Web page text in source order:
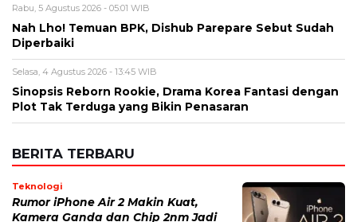
Rabu, 5 Agustus 2026 - 05:01 WIB
Nah Lho! Temuan BPK, Dishub Parepare Sebut Sudah
Diperbaiki
Selasa, 4 Agustus 2026 - 13:45 WIB
Sinopsis Reborn Rookie, Drama Korea Fantasi dengan
Plot Tak Terduga yang Bikin Penasaran
BERITA TERBARU
Teknologi
Rumor iPhone Air 2 Makin Kuat,
Kamera Ganda dan Chip 2nm Jadi